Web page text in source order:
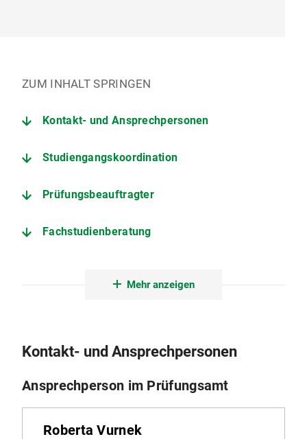
ZUM INHALT SPRINGEN
Kontakt- und Ansprechpersonen
Studiengangskoordination
Prüfungsbeauftragter
Fachstudienberatung
Prüfungs- und Studienordnung
Mehr anzeigen
Kontakt- und Ansprechpersonen
Ansprechperson im Prüfungsamt
Roberta Vurnek